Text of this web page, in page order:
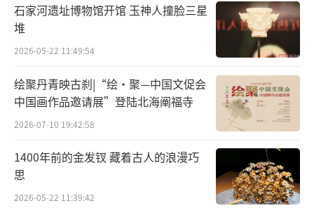
譬如，通行的说法以为，“北大”两个篆
字上下排列，上部的“北”字是背对背侧立的
两个人像，下部的“大”字是一个正面站立的
人像，构成了“三人成众”的意象，给人
以“北大人肩负着开启民智的重任”的想象。
此外，还有说法称，“北大”二字还有“脊
梁”的象征意义，似乎也有一定的道理。鲁迅
用“北大”两个字做成了一具形象的脊梁骨，
借此希望北京大学毕业生成为国家民主与进步
石家河遗址博物馆开馆 玉神人撞脸三星
堆
2026-05-22 11:49:54
绘聚丹青映古刹|“绘·聚—中国文促会
中国画作品邀请展”登陆北海阐福寺
2026-07-10 19:42:58
1400年前的金发钗 藏着古人的浪漫巧
思
2026-05-22 11:39:42